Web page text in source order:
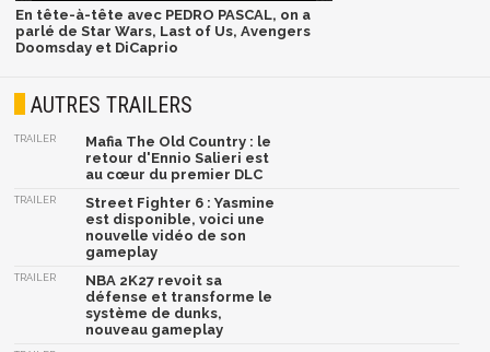
En tête-à-tête avec PEDRO PASCAL, on a
parlé de Star Wars, Last of Us, Avengers
Doomsday et DiCaprio
AUTRES TRAILERS
TRAILER
Mafia The Old Country : le
retour d'Ennio Salieri est
au cœur du premier DLC
TRAILER
Street Fighter 6 : Yasmine
est disponible, voici une
nouvelle vidéo de son
gameplay
TRAILER
NBA 2K27 revoit sa
défense et transforme le
système de dunks,
nouveau gameplay